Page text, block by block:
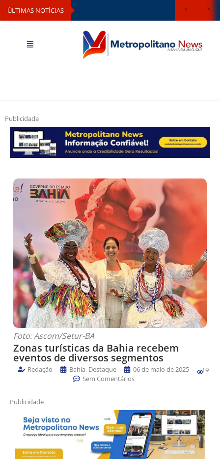
ÚLTIMAS NOTÍCIAS
Publicidade
Foto: Ascom/Setur-BA
Zonas turísticas da Bahia recebem
eventos de diversos segmentos
Redação Bahia, Destaque
06 de maio de 2025
Sem Comentários
19
Publicidade